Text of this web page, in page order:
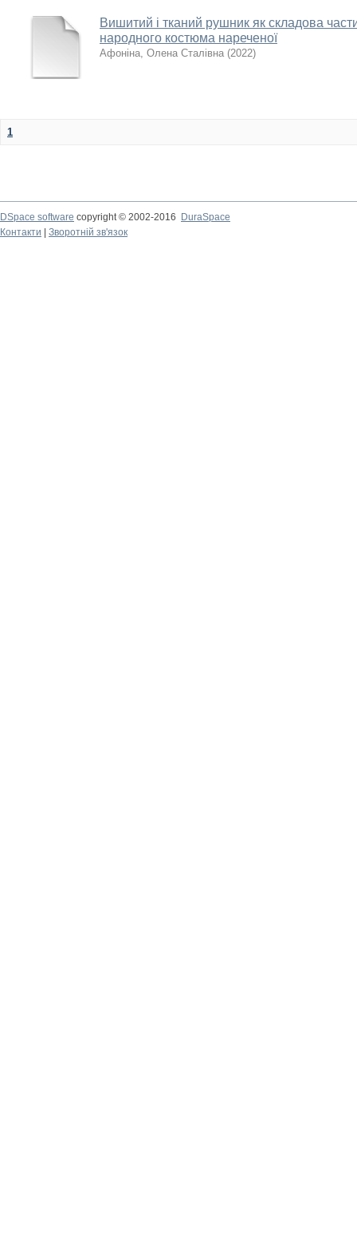
Вишитий і тканий рушник як складова
народного костюма нареченої
Афоніна, Олена Сталівна (2022)
1
DSpace software copyright © 2002-2016
DuraSpace
Контакти
Зворотній зв'язок